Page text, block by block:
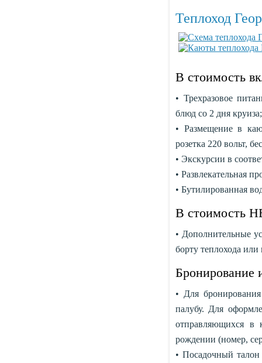
Теплоход
В стоимость
• Трехразовое
блюд со 2 дня круиза;
• Размещение в
розетка 220 вольт,
• Экскурсии в
• Развлекательная
• Бутилированная
В стоимость
• Дополнительные
борту теплохода
Бронирование
• Для
палубу. Для
отправляющихся в
рождении (номер,
• Посадочный